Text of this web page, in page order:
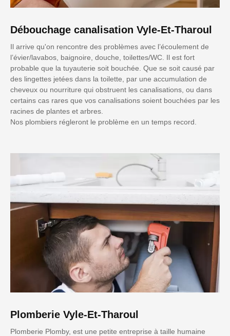
Débouchage canalisation Vyle-Et-Tharoul
Il arrive qu'on rencontre des problèmes avec l’écoulement de
l’évier/lavabos, baignoire, douche, toilettes/WC. Il est fort
probable que la tuyauterie soit bouchée. Que se soit causé par
des lingettes jetées dans la toilette, par une accumulation de
cheveux ou nourriture qui obstruent les canalisations, ou dans
certains cas rares que vos canalisations soient bouchées par les
racines de plantes et arbres.
Nos plombiers régleront le problème en un temps record.
Plomberie Vyle-Et-Tharoul
Plomberie Plomby, est une petite entreprise à taille humaine